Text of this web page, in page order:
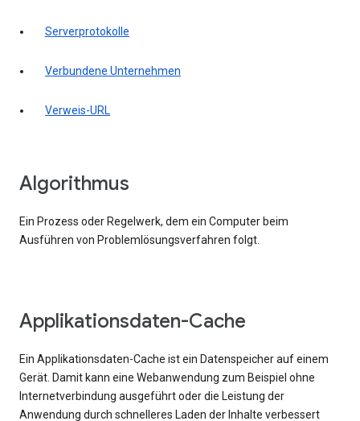
Serverprotokolle
Verbundene Unternehmen
Verweis-URL
Algorithmus
Ein Prozess oder Regelwerk, dem ein Computer beim
Ausführen von Problemlösungsverfahren folgt.
Applikationsdaten-Cache
Ein Applikationsdaten-Cache ist ein Datenspeicher auf einem
Gerät. Damit kann eine Webanwendung zum Beispiel ohne
Internetverbindung ausgeführt oder die Leistung der
Anwendung durch schnelleres Laden der Inhalte verbessert